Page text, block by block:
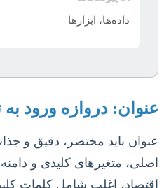
داده‌ها، ابزارها
عنوان: دروازه ورود
عنوان باید مختصر، دقیق و
اصلی، متغیرهای کلیدی و
اقتصاد، اغلب شامل کلمات